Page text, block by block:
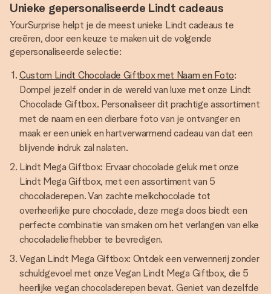
Unieke gepersonaliseerde Lindt cadeaus
YourSurprise helpt je de meest unieke Lindt cadeaus te
creëren, door een keuze te maken uit de volgende
gepersonaliseerde selectie:
Custom Lindt Chocolade Giftbox met Naam en Foto:
Dompel jezelf onder in de wereld van luxe met onze Lindt
Chocolade Giftbox. Personaliseer dit prachtige assortiment
met de naam en een dierbare foto van je ontvanger en
maak er een uniek en hartverwarmend cadeau van dat een
blijvende indruk zal nalaten.
Lindt Mega Giftbox: Ervaar chocolade geluk met onze
Lindt Mega Giftbox, met een assortiment van 5
chocoladerepen. Van zachte melkchocolade tot
overheerlijke pure chocolade, deze mega doos biedt een
perfecte combinatie van smaken om het verlangen van elke
chocoladeliefhebber te bevredigen.
Vegan Lindt Mega Giftbox: Ontdek een verwennerij zonder
schuldgevoel met onze Vegan Lindt Mega Giftbox, die 5
heerlijke vegan chocoladerepen bevat. Geniet van dezelfde